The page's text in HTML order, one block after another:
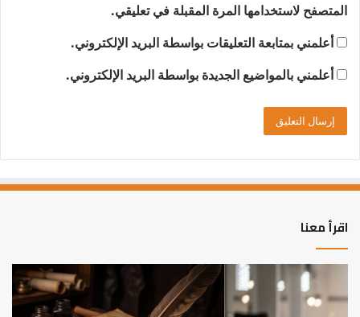
المتصفح لاستخدامها المرة المقبلة في تعليقي.
أعلمني بمتابعة التعليقات بواسطة البريد الإلكتروني.
أعلمني بالمواضيع الجديدة بواسطة البريد الإلكتروني.
اقرأ معنا
العلاقة
العلمية
بين